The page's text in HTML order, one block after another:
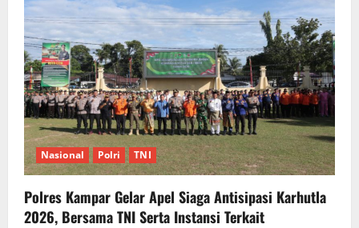
Nasional Polri TNI
Polres Kampar Gelar Apel Siaga Antisipasi Karhutla
2026, Bersama TNI Serta Instansi Terkait